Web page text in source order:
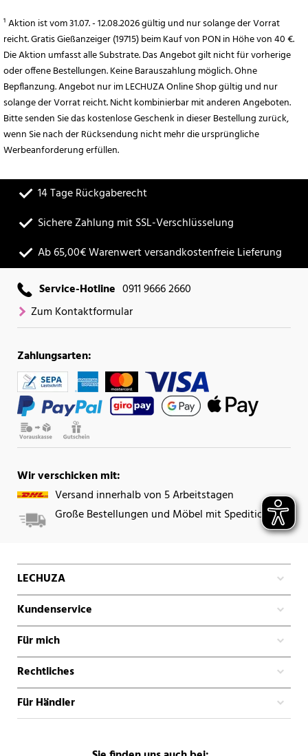
¹ Aktion ist vom 31.07. - 12.08.2026 gültig und nur solange der Vorrat
reicht. Gratis Gießanzeiger (19715) beim Kauf von PON in Höhe von 40 €.
Die Aktion umfasst alle Substrate. Das Angebot gilt nicht für vorherige
oder offene Bestellungen. Keine Barauszahlung möglich. Ohne
Bepflanzung. Angebot nur im LECHUZA Online Shop gültig und nur
solange der Vorrat reicht. Nicht kombinierbar mit anderen Angeboten.
Bitte senden Sie das kostenlose Geschenk in dieser Bestellung zurück,
wenn Sie nach der Rücksendung nicht mehr die ursprüngliche
Werbeanforderung erfüllen.
14 Tage Rückgaberecht
Sichere Zahlung mit SSL-Verschlüsselung
Ab 65,00€ Warenwert versandkostenfreie Lieferung
Service-Hotline 0911 9666 2660
Zum Kontaktformular
Zahlungsarten:
Wir verschicken mit:
Versand innerhalb von 5 Arbeitstagen
Große Bestellungen und Möbel mit Spedition
LECHUZA
Kundenservice
Für mich
Rechtliches
Für Händler